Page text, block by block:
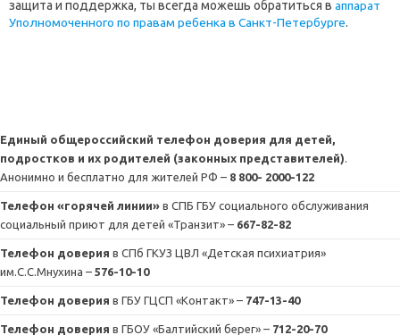
защита и поддержка, ты всегда можешь обратиться в аппарат
Уполномоченного по правам ребенка в Санкт-Петербурге.
Единый общероссийский телефон доверия для детей,
подростков и их родителей (законных представителей).
Анонимно и бесплатно для жителей РФ – 8 800- 2000-122
Телефон «горячей линии» в СПБ ГБУ социального обслуживания
социальный приют для детей «Транзит» – 667-82-82
Телефон доверия в СПб ГКУЗ ЦВЛ «Детская психиатрия»
им.С.С.Мнухина – 576-10-10
Телефон доверия в ГБУ ГЦСП «Контакт» – 747-13-40
Телефон доверия в ГБОУ «Балтийский берег» – 712-20-70